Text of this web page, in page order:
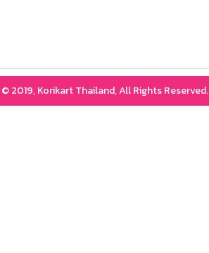
2019, Korikart Thailand, All Rights Reserved.